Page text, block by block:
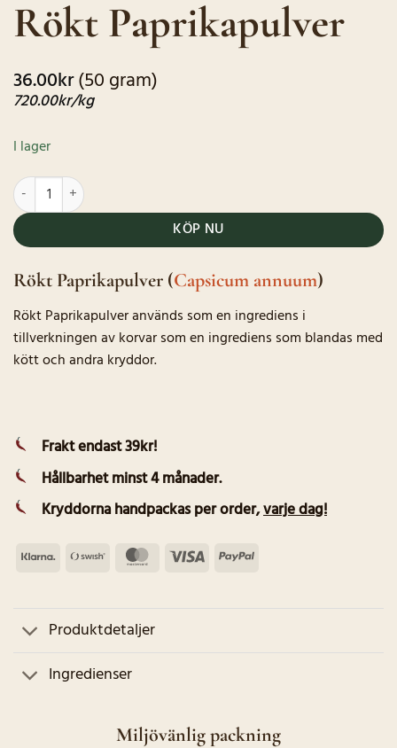
baserat på
kundrecensioner
Rökt Paprikapulver
36.00kr(50 gram)
720.00kr/kg
I lager
Rökt Paprikapulver mängd
KÖP NU
Rökt Paprikapulver (Capsicum annuum)
Rökt Paprikapulver används som en ingrediens i
tillverkningen av korvar som en ingrediens som blandas med
kött och andra kryddor.
Frakt endast 39kr!
Hållbarhet minst 4 månader.
Kryddorna handpackas per order,varje dag!
Klarna Swish
MasterCard
Visa PayPal
Produktdetaljer
Ingredienser
Miljövänlig packning